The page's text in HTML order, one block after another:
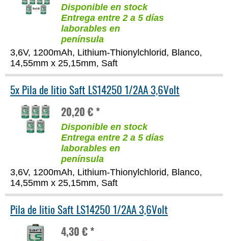
Disponible en stock
Entrega entre 2 a 5 días
laborables en
península
3,6V, 1200mAh, Lithium-Thionylchlorid, Blanco,
14,55mm x 25,15mm, Saft
5x Pila de litio Saft LS14250 1/2AA 3,6Volt
20,20 € *
Disponible en stock
Entrega entre 2 a 5 días
laborables en
península
3,6V, 1200mAh, Lithium-Thionylchlorid, Blanco,
14,55mm x 25,15mm, Saft
Pila de litio Saft LS14250 1/2AA 3,6Volt
4,30 € *